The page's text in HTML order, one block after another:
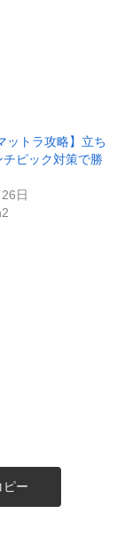
ットラ攻略】立ち
チピック対策で勝
日
ピー